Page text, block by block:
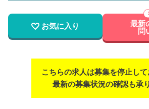
お気に入り 最新
問
こちらの求人は募集を停止して
最新の募集状況の確認も承